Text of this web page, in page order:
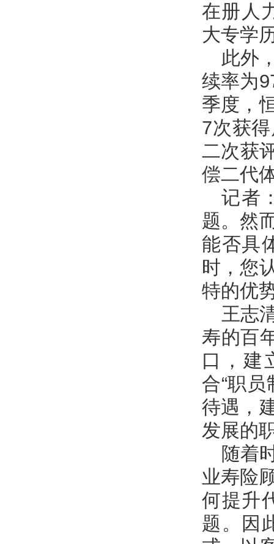
在册人
大专学
此外
续率为
季度，
7次获
二次获
偿二代
记者
题。然
能否具
时，您
特的优
王志
寿的百
口，建
合“职
待遇，
发展的
随着
业寿险
何提升
题。因